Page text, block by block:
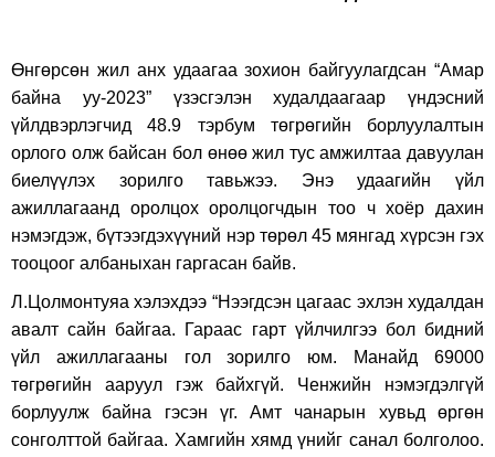
Өнгөрсөн жил анх удаагаа зохион байгуулагдсан “Амар
байна уу-2023” үзэсгэлэн худалдаагаар үндэсний
үйлдвэрлэгчид 48.9 тэрбум төгрөгийн борлуулалтын
орлого олж байсан бол өнөө жил тус амжилтаа давуулан
биелүүлэх зорилго тавьжээ. Энэ удаагийн үйл
ажиллагаанд оролцох оролцогчдын тоо ч хоёр дахин
нэмэгдэж, бүтээгдэхүүний нэр төрөл 45 мянгад хүрсэн гэх
тооцоог албаныхан гаргасан байв.
Л.Цолмонтуяа хэлэхдээ “Нээгдсэн цагаас эхлэн худалдан
авалт сайн байгаа. Гараас гарт үйлчилгээ бол бидний
үйл ажиллагааны гол зорилго юм. Манайд 69000
төгрөгийн ааруул гэж байхгүй. Ченжийн нэмэгдэлгүй
борлуулж байна гэсэн үг. Амт чанарын хувьд өргөн
сонголттой байгаа. Хамгийн хямд үнийг санал болголоо.